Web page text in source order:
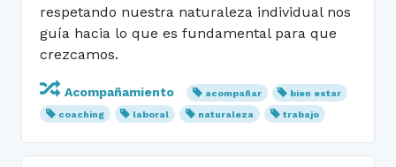
respetando nuestra naturaleza individual nos
guía hacia lo que es fundamental para que
crezcamos.
Acompañamiento acompañar
bien estar
coaching
laboral naturaleza trabajo